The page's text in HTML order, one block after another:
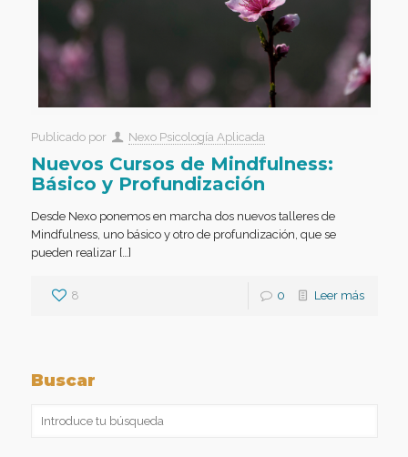
Publicado por Nexo Psicología Aplicada
Nuevos Cursos de Mindfulness:
Básico y Profundización
Desde Nexo ponemos en marcha dos nuevos talleres de
Mindfulness, uno básico y otro de profundización, que se
pueden realizar […]
8 0 Leer más
Buscar